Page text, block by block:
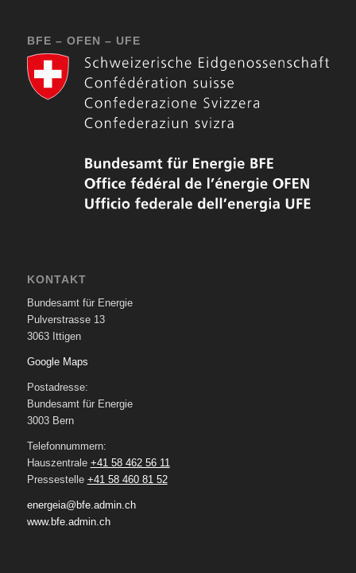
BFE – OFEN – UFE
KONTAKT
Bundesamt für Energie
Pulverstrasse 13
3063 Ittigen
Google Maps
Postadresse:
Bundesamt für Energie
3003 Bern
Telefonnummern:
Hauszentrale +41 58 462 56 11
Pressestelle +41 58 460 81 52
energeia@bfe.admin.ch
www.bfe.admin.ch